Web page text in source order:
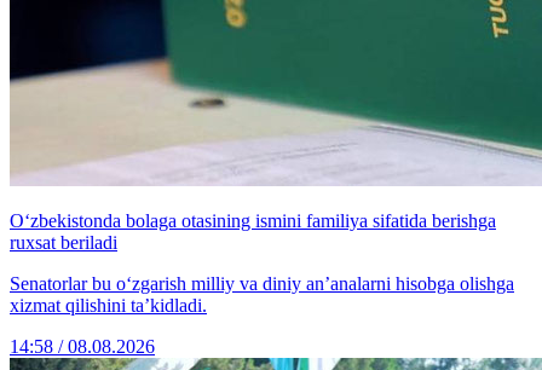
O‘zbekistonda bolaga otasining ismini familiya sifatida berishga
ruxsat beriladi
Senatorlar bu o‘zgarish milliy va diniy an’analarni hisobga olishga
xizmat qilishini ta’kidladi.
14:58 / 08.08.2026